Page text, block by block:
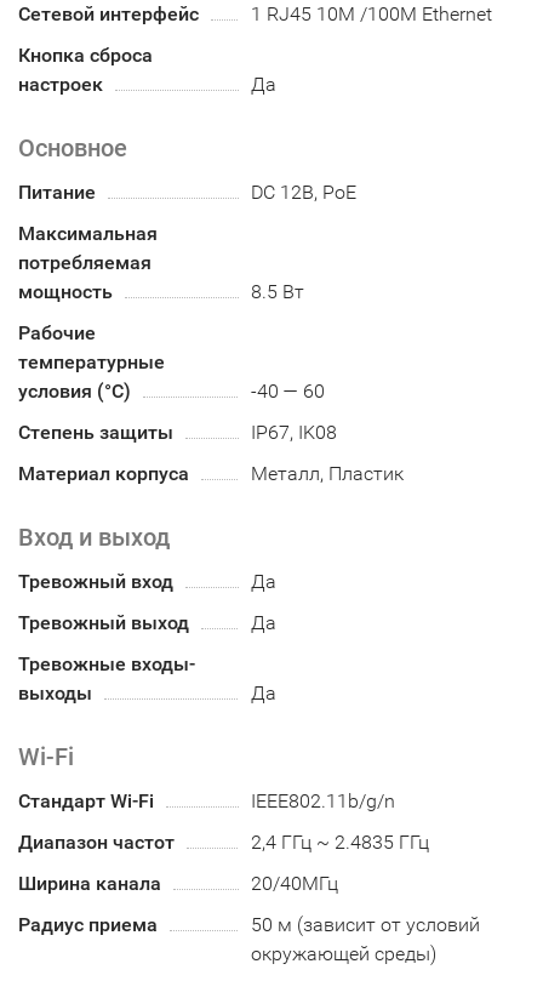
Сетевой интерфейс
1 RJ45 10M /100M Ethernet
Кнопка сброса
настроек
Да
Основное
Питание
DC 12В, PoE
Максимальная
потребляемая
мощность
8.5 Вт
Рабочие
температурные
условия (°С)
-40 — 60
Степень защиты
IP67, IK08
Материал корпуса
Металл, Пластик
Вход и выход
Тревожный вход
Да
Тревожный выход
Да
Тревожные входы-
выходы
Да
Wi-Fi
Стандарт Wi-Fi
IEEE802.11b/g/n
Диапазон частот
2,4 ГГц ~ 2.4835 ГГц
Ширина канала
20/40МГц
Радиус приема
50 м (зависит от условий
окружающей среды)